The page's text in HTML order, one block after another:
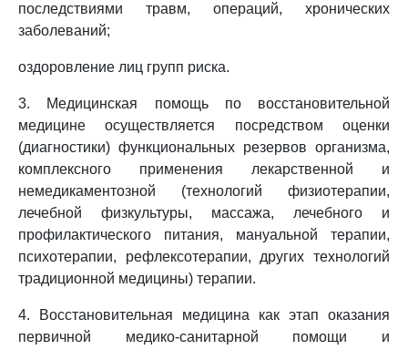
последствиями травм, операций, хронических
заболеваний;
оздоровление лиц групп риска.
3. Медицинская помощь по восстановительной
медицине осуществляется посредством оценки
(диагностики) функциональных резервов организма,
комплексного применения лекарственной и
немедикаментозной (технологий физиотерапии,
лечебной физкультуры, массажа, лечебного и
профилактического питания, мануальной терапии,
психотерапии, рефлексотерапии, других технологий
традиционной медицины) терапии.
4. Восстановительная медицина как этап оказания
первичной медико-санитарной помощи и